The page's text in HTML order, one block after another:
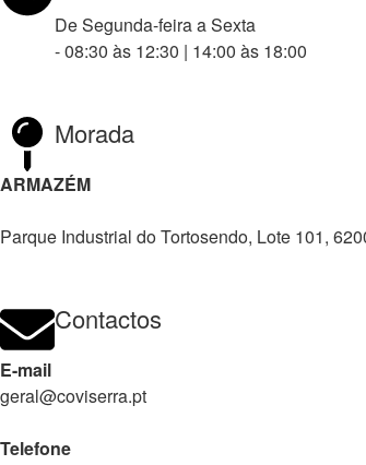
De Segunda-feira a Sexta
- 08:30 às 12:30 | 14:00 às 18:00
Morada
ARMAZÉM
Parque Industrial do Tortosendo, Lote 101,
Contactos
E-mail
geral@coviserra.pt
Telefone